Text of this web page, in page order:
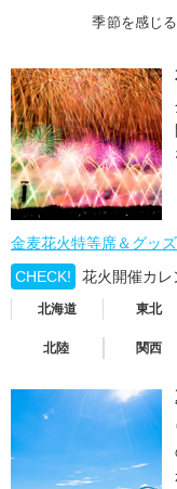
季節を感じ
金麦花火特等席＆グッ
CHECK!
花火開催カレ
北海道 東北
北陸 関西